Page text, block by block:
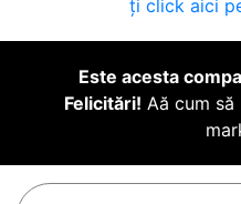
ți click aici
Este acesta
Felicitări! Aă cum